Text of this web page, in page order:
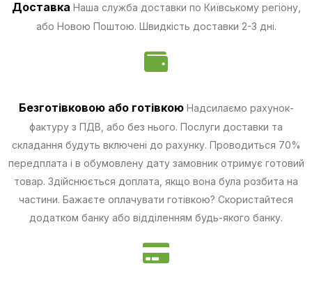
Доставка Наша служба доставки по Київському регіону,
або Новою Поштою. Швидкість доставки 2-3 дні.
Безготівковою або готівкою Надсилаємо рахунок-
фактуру з ПДВ, або без нього. Послуги доставки та
складання будуть включені до рахунку. Проводиться 70%
передплата і в обумовлену дату замовник отримує готовий
товар. Здійснюється доплата, якщо вона була розбита на
частини. Бажаєте оплачувати готівкою? Скористайтеся
додатком банку або відділенням будь-якого банку.